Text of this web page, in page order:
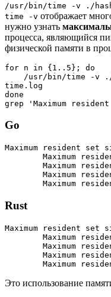
/usr/bin/time -v ./
time -v отображает
нужно узнать
процесса, являющийся
физической памяти в
for n in {1..5}; do
time.log
done
grep 'Maximum
Go
Maximum resident set
Maximum
Rust
Maximum resident set
Maximum
Это использование